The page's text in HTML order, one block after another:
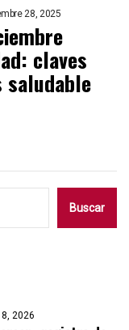
28, 2025
claves
saludable
Buscar
2026